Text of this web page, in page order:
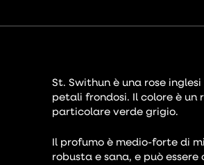
St. Swithun è una rose
petali frondosi. Il colore è
particolare verde grigio.
Il profumo è medio-forte di
robusta e sana, e può